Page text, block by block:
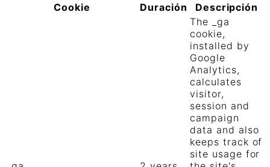
Cookie
Duración Descripción
The _ga
cookie,
installed by
Google
Analytics,
calculates
visitor,
session and
campaign
data and also
keeps track of
site usage for